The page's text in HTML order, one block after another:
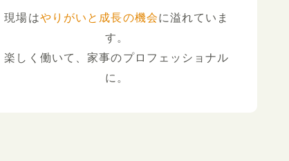
現場はやりがいと成長の機会に溢れていま
す。
楽しく働いて、家事のプロフェッショナル
に。